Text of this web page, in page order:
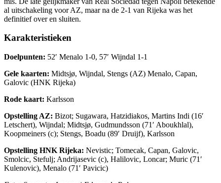
al uitschakeling voor AZ, maar na de 2-1 van Rijeka was het
definitief over en sluiten.
Karakteristieken
Doelpunten: 52′ Menalo 1-0, 57′ Wijndal 1-1
Gele kaarten: Midtsjø, Wijndal, Stengs (AZ) Menalo, Capan,
Galovic (HNK Rijeka)
Rode kaart: Karlsson
Opstelling AZ: Bizot; Sugawara, Hatzidiakos, Martins Indi (16′
Letschert), Wijndal; Midtsjø, Gudmundsson (71′ Aboukhlal),
Koopmeiners (c); Stengs, Boadu (89′ Druijf), Karlsson
Opstelling HNK Rijeka: Nevistic; Tomecak, Capan, Galovic,
Smolcic, Stefulj; Andrijasevic (c), Halilovic, Loncar; Muric (71′
Kulenovic), Menalo (71′ Pavicic)